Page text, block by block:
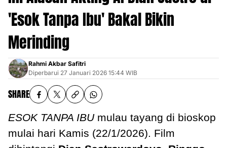
'Esok Tanpa Ibu' Bakal Bikin
Merinding
Rahmi Akbar Safitri
Diperbarui 27 Januari 2026 15:44 WIB
SHARE
ESOK TANPA IBUmulau tayang di bioskop
mulai hari Kamis (22/1/2026). Film